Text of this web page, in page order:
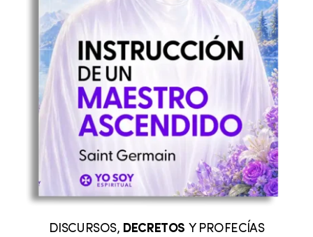
DISCURSOS, DECRETOS Y PROFECÍAS